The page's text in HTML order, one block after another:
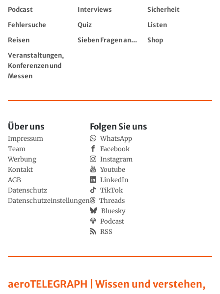
Podcast
Interviews
Sicherheit
Fehlersuche
Quiz
Listen
Reisen
Sieben Fragen an...
Shop
Veranstaltungen,
Konferenzen und
Messen
aeroTELEGRAPH | Wissen und verstehen,
Über uns
Impressum
Team
Werbung
Kontakt
AGB
Datenschutz
Datenschutzeinstellungen
Folgen Sie uns
WhatsApp
Facebook
Instagram
Youtube
LinkedIn
TikTok
Threads
Bluesky
Podcast
RSS